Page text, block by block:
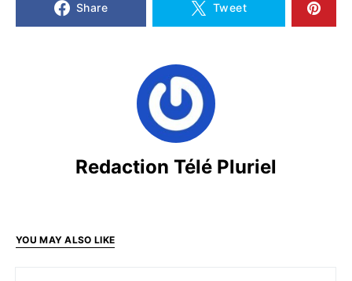
Share Tweet
Redaction Télé Pluriel
YOU MAY ALSO LIKE